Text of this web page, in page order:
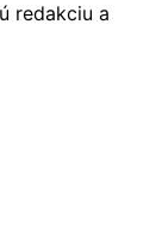
redakciu a